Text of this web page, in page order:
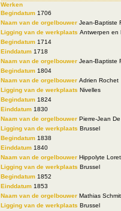
Werken
Begindatum 1706
Naam van de orgelbouwer Jean-Baptiste
Ligging van de werkplaats Antwerpen en
Begindatum 1714
Einddatum 1718
Naam van de orgelbouwer Jean-Baptiste
Begindatum 1804
Naam van de orgelbouwer Adrien Rochet
Ligging van de werkplaats Nivelles
Begindatum 1824
Einddatum 1830
Naam van de orgelbouwer Pierre-Jean
Ligging van de werkplaats Brussel
Begindatum 1838
Einddatum 1840
Naam van de orgelbouwer Hippolyte Loret
Ligging van de werkplaats Brussel
Begindatum 1852
Einddatum 1853
Naam van de orgelbouwer Mathias Schmit
Ligging van de werkplaats Brussel